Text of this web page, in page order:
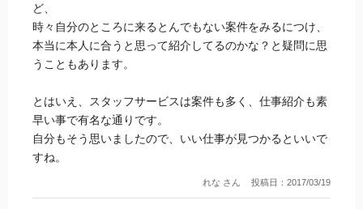
ど、
時々自分のところに来るとんでもない案件をみるにつけ、
本当に本人に合うと思って紹介してるのかな？と疑問に思
うこともあります。
とはいえ、スタッフサービスは案件も多く、仕事紹介も素
早い事で有名な通りです。
自分もそう思いましたので、いい仕事が見つかるといいで
すね。
れな さん 投稿日：2017/03/19